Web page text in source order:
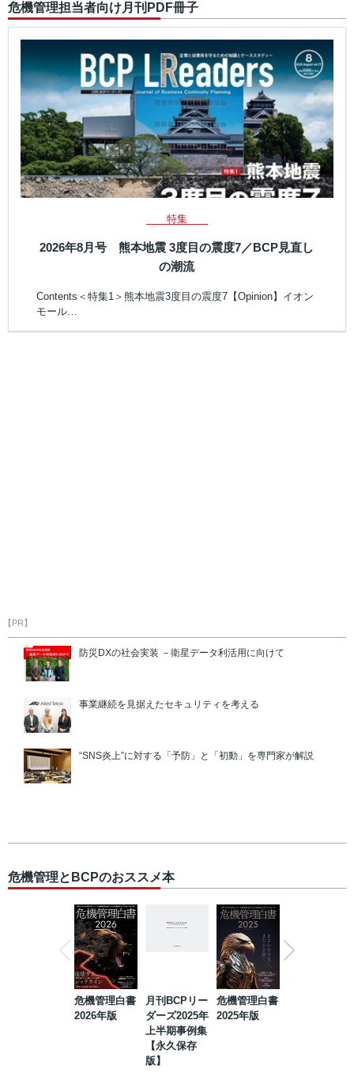
危機管理担当者向け月刊PDF冊子
特集
2026年8月号 熊本地震 3度目の震度7／BCP見直し
の潮流
Contents＜特集1＞熊本地震3度目の震度7【Opinion】イオン
モール…
【PR】
防災DXの社会実装 －衛星データ利活用に向けて
事業継続を見据えたセキュリティを考える
“SNS炎上”に対する「予防」と「初動」を専門家が解説
危機管理とBCPのおススメ本
危機管理白書
2026年版
月刊BCPリー
ダーズ2025年
上半期事例集
【永久保存
版】
危機管理白書
2025年版